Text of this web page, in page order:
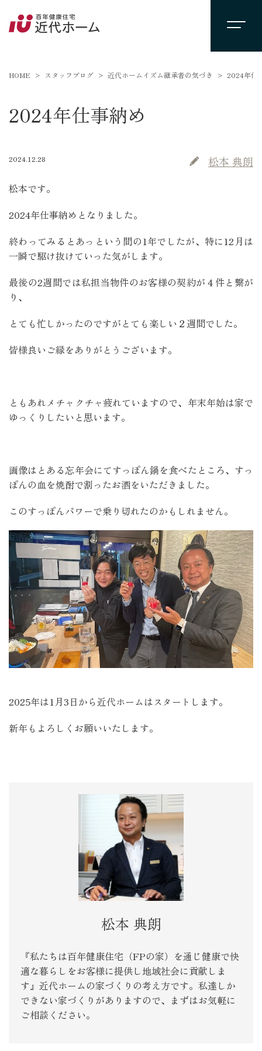
HOME スタッフブログ 近代ホームイズム継承者の気づき 2024年仕
2024年仕事納め
2024.12.28 松本 典朗
松本です。
2024年仕事納めとなりました。
終わってみるとあっという間の1年でしたが、特に12月は
一瞬で駆け抜けていった気がします。
最後の2週間では私担当物件のお客様の契約が４件と繋が
り、
とても忙しかったのですがとても楽しい２週間でした。
皆様良いご縁をありがとうございます。
ともあれメチャクチャ疲れていますので、年末年始は家で
ゆっくりしたいと思います。
画像はとある忘年会にてすっぽん鍋を食べたところ、すっ
ぽんの血を焼酎で割ったお酒をいただきました。
このすっぽんパワーで乗り切れたのかもしれません。
2025年は1月3日から近代ホームはスタートします。
新年もよろしくお願いいたします。
松本 典朗
『私たちは百年健康住宅（FPの家）を通じ健康で快
適な暮らしをお客様に提供し地域社会に貢献しま
す』近代ホームの家づくりの考え方です。私達しか
できない家づくりがありますので、まずはお気軽に
ご相談ください。